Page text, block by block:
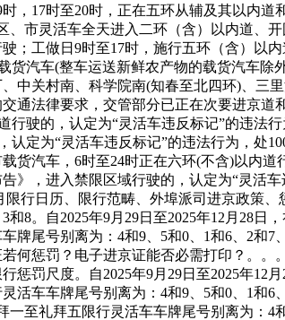
，17时至20时，正在五环从辅及其以内
、市灵活车全天进入二环（含）以内道、
；工做日9时至17时，施行五环（含）以
货汽车(整车运送新鲜农产物的载货汽车
中关村南、科学院南(知春至北四环)、三
通法律要求，交管部分已正在次要进京
行驶的，认定为“灵活车违反标记”的违
定为“灵活车违反标记”的违法行为，处
货汽车，6时至24时正在六环(不含)以内
》，进入禁限区域行驶的，认定为“灵活
行日历、限行范畴、外埠派司进京政策
和8。自2025年9月29日至2025年12月28
牌尾号别离为：4和9、5和0、1和6、2
何惩罚？电子进京证能否必需打印？。
惩罚尺度。自2025年9月29日至2025年12
活车车牌尾号别离为：4和9、5和0、1和
一至礼拜五限行灵活车车牌尾号别离为：